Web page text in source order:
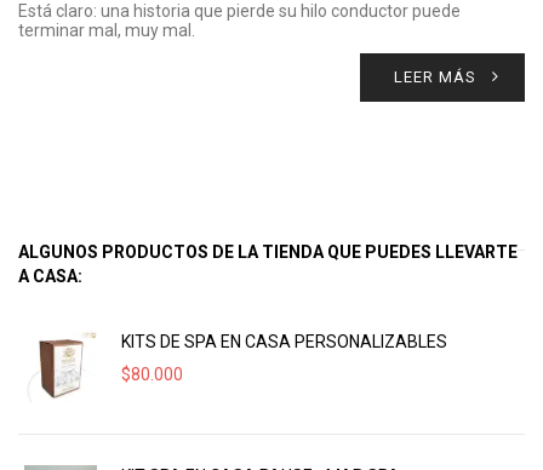
Está claro: una historia que pierde su hilo conductor puede
terminar mal, muy mal.
LEER MÁS
ALGUNOS PRODUCTOS DE LA TIENDA QUE PUEDES LLEVARTE
A CASA:
KITS DE SPA EN CASA PERSONALIZABLES
$80.000